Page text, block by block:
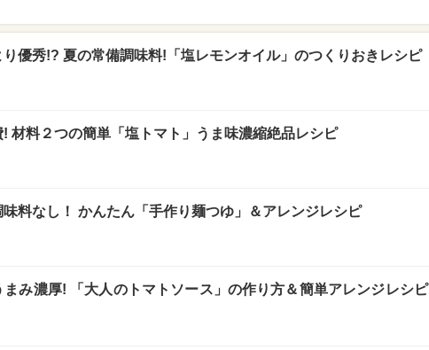
り優秀!? 夏の常備調味料!「塩レモンオイル」のつくりおきレシピ
! 材料２つの簡単「塩トマト」うま味濃縮絶品レシピ
料なし！ かんたん「手作り麺つゆ」＆アレンジレシピ
まみ濃厚! 「大人のトマトソース」の作り方＆簡単アレンジレシピ